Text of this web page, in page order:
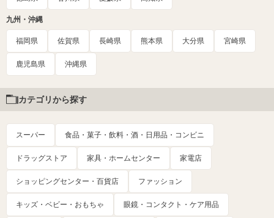
九州・沖縄
福岡県 佐賀県 長崎県 熊本県 大分県 宮崎県
鹿児島県 沖縄県
カテゴリから探す
スーパー 食品・菓子・飲料・酒・日用品・コンビニ
ドラッグストア 家具・ホームセンター 家電店
ショッピングセンター・百貨店 ファッション
キッズ・ベビー・おもちゃ 眼鏡・コンタクト・ケア用品